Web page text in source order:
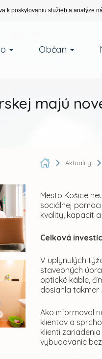
k poskytovaniu služieb a analýze
Občan
majú
Aktuality
Mesto Košice
sociálnej
kvality, kapacít
Celková
V uplynulých
stavebných
optické káble,
dosiahla takmer
Ako informoval
klientov a
klienti
vybudovanie